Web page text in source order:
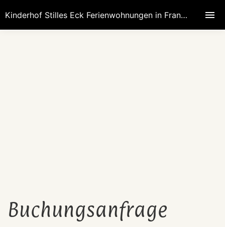
Buchungsanfrage
Kinderhof Stilles Eck Ferienwohnungen in Franken speziell für Familien mit kleinen Kindern Kinderbauernhof mit Tiererlebnissen